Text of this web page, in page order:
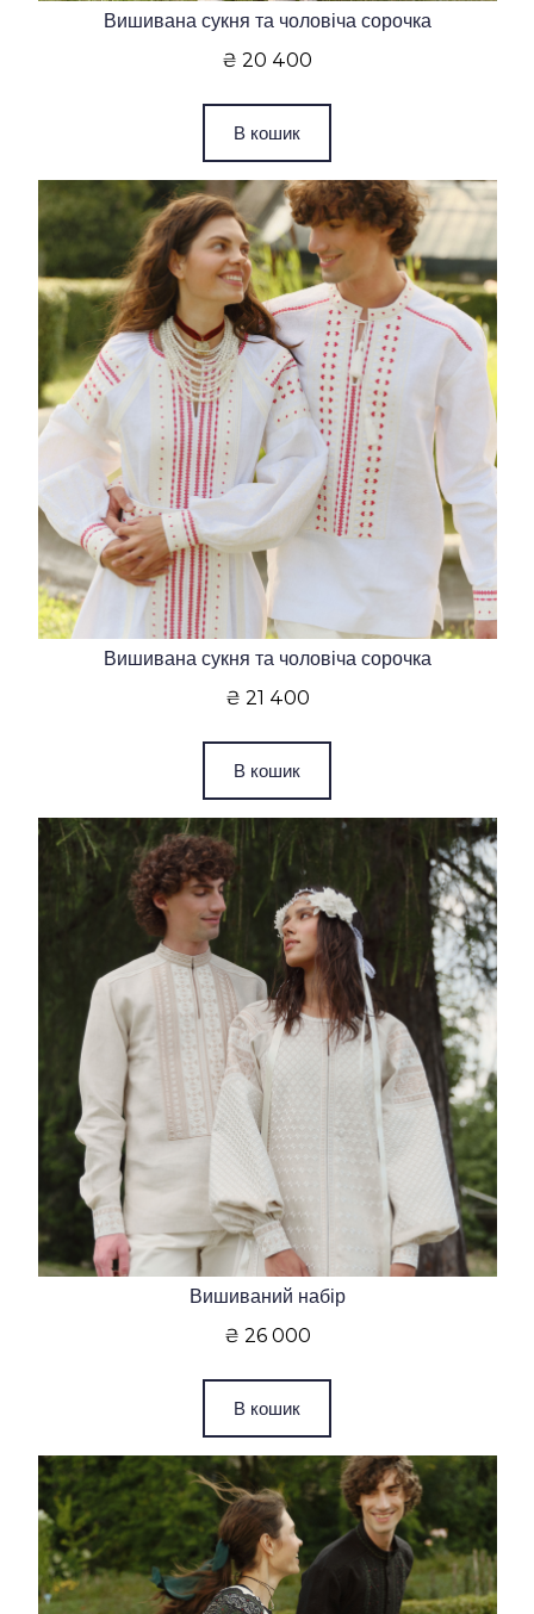
Вишивана сукня та чоловіча сорочка
₴ 20 400
В кошик
Вишивана сукня та чоловіча сорочка
₴ 21 400
В кошик
Вишиваний набір
₴ 26 000
В кошик